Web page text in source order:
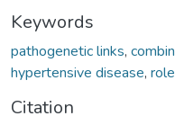
Keywords
pathogenetic links,
hypertensive disease,
Citation